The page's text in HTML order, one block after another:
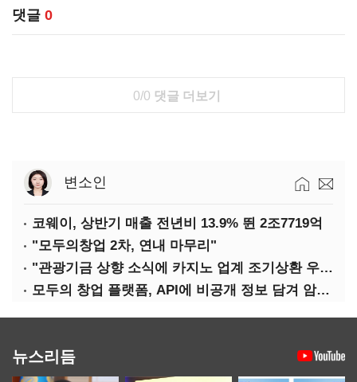
댓글 0
0/0 댓글 더보기
변소인
코웨이, 상반기 매출 전년비 13.9% 뛴 2조7719억
"모두의창업 2차, 연내 마무리"
"관광기금 상향 소식에 카지노 업계 조기상환 우려"
모두의 창업 플랫폼, API에 비공개 정보 담겨 암호키까지 새나갔다
뉴스리듬